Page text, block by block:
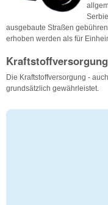
ausgebaute Straßen
erhoben werden als für
Kraftstoffversorgung
Die Kraftstoffversorgung -
grundsätzlich gewährleistet.